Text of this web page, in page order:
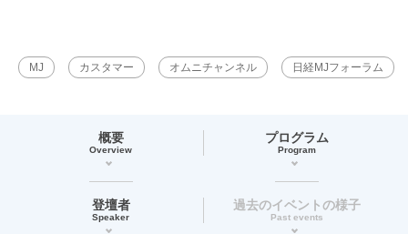
MJ カスタマー オムニチャンネル 日経MJフォーラム
概要
Overview
プログラム
Program
登壇者
Speaker
過去のイベントの様子
Past events